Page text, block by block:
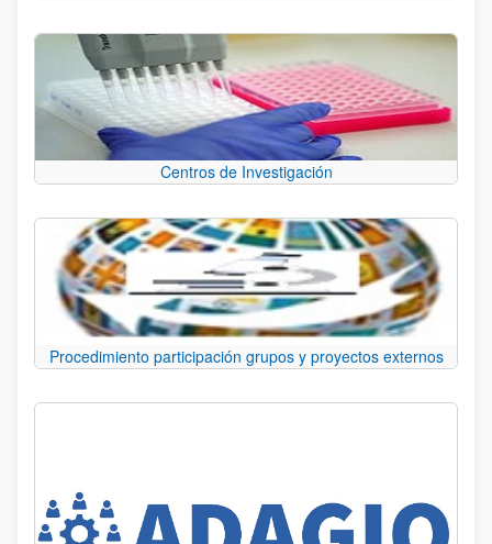
Centros de Investigación
Procedimiento participación grupos y proyectos externos